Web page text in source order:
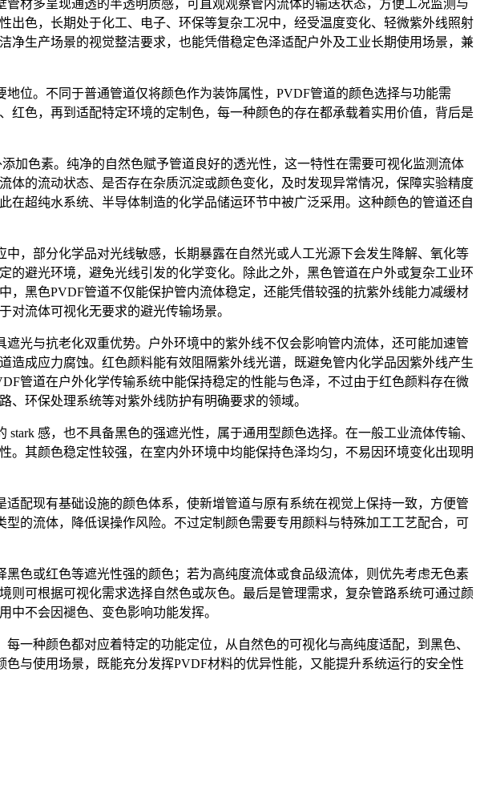
材多呈现通透的半透明质感，可直观观察管内流体的输送状态，方便工况监测与
色，长期处于化工、电子、环保等复杂工况中，经受温度变化、轻微紫外线照射
生产场景的视觉整洁要求，也能凭借稳定色泽适配户外及工业长期使用场景，兼
位。不同于普通管道仅将颜色作为装饰属性，PVDF管道的颜色选择与功能需
色，再到适配特定环境的定制色，每一种颜色的存在都承载着实用价值，背后是
加色素。纯净的自然色赋予管道良好的透光性，这一特性在需要可视化监测流体
的流动状态、是否存在杂质沉淀或颜色变化，及时发现异常情况，保障实验精度
超纯水系统、半导体制造的化学品储运环节中被广泛采用。这种颜色的管道还自
，部分化学品对光线敏感，长期暴露在自然光或人工光源下会发生降解、氧化等
避光环境，避免光线引发的化学变化。除此之外，黑色管道在户外或复杂工业环
黑色PVDF管道不仅能保护管内流体稳定，还能凭借较强的抗紫外线能力减缓材
流体可视化无要求的避光传输场景。
光与抗老化双重优势。户外环境中的紫外线不仅会影响管内流体，还可能加速管
成应力腐蚀。红色颜料能有效阻隔紫外线光谱，既避免管内化学品因紫外线产生
管道在户外化学传输系统中能保持稳定的性能与色泽，不过由于红色颜料存在微
环保处理系统等对紫外线防护有明确要求的领域。
感，也不具备黑色的强遮光性，属于通用型颜色选择。在一般工业流体传输、
其颜色稳定性较强，在室内外环境中均能保持色泽均匀，不易因环境变化出现明
配现有基础设施的颜色体系，使新增管道与原有系统在视觉上保持一致，方便管
的流体，降低误操作风险。不过定制颜色需要专用颜料与特殊加工工艺配合，可
色或红色等遮光性强的颜色；若为高纯度流体或食品级流体，则优先考虑无色素
可根据可视化需求选择自然色或灰色。最后是管理需求，复杂管路系统可通过颜
不会因褪色、变色影响功能发挥。
一种颜色都对应着特定的功能定位，从自然色的可视化与高纯度适配，到黑色、
与使用场景，既能充分发挥PVDF材料的优异性能，又能提升系统运行的安全性